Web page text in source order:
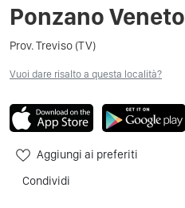
Ponzano Veneto
Prov. Treviso (TV)
Vuoi dare risalto a questa località?
Aggiungi ai preferiti
Condividi